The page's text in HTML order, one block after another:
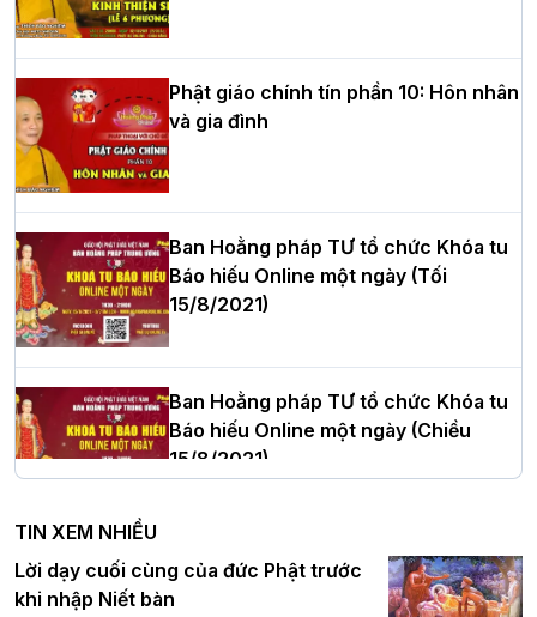
Trưởng BTS GHPGVN tỉnh Nghệ An
Hòa thượng Thích Quảng Tùng tái đắc
cử Trưởng BTS GHPGVN thành phố Hải
Phòng nhiệm kỳ 2026 – 2031
Thượng tọa Thích Tâm Chính được suy
cử tân Trưởng ban Trị sự GHPGVN tỉnh
Hà Nội: Tăng Ni Trường hạ Bồ Đề trang
nghiêm tác pháp Tiền an cư PL.2570 –
DL.2026
Phật giáo chính tín phần 10: Hôn nhân
và gia đình
Ban Hoằng pháp TƯ tổ chức Khóa tu
Báo hiếu Online một ngày (Tối
15/8/2021)
Ban Hoằng pháp TƯ tổ chức Khóa tu
Báo hiếu Online một ngày (Chiều
15/8/2021)
Ban Hoằng pháp TƯ tổ chức Khóa tu
Báo hiếu Online một ngày (Sáng
TIN XEM NHIỀU
Lời dạy cuối cùng của đức Phật trước
khi nhập Niết bàn